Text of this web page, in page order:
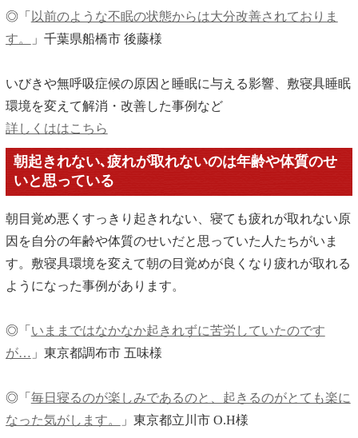
◎「 以前のような不眠の状態からは大分改善されておりま
す。
」千葉県船橋市 後藤様
いびきや無呼吸症候の原因と睡眠に与える影響、敷寝具睡眠
環境を変えて解消・改善した事例など
詳しくははこちら
朝起きれない､疲れが取れないのは年齢や体質のせ
いと思っている
朝目覚め悪くすっきり起きれない、寝ても疲れが取れない原
因を自分の年齢や体質のせいだと思っていた人たちがいま
す。敷寝具環境を変えて朝の目覚めが良くなり疲れが取れる
ようになった事例があります。
◎「 いままではなかなか起きれずに苦労していたのです
が… 」東京都調布市 五味様
◎「 毎日寝るのが楽しみであるのと、起きるのがとても楽に
なった気がします。
」東京都立川市 O.H様